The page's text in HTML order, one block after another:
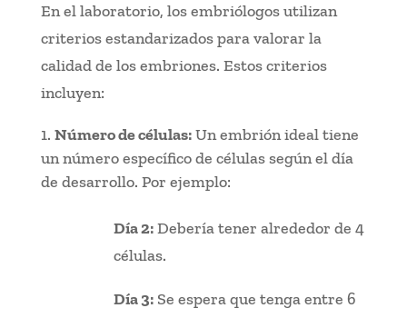
En el laboratorio, los embriólogos utilizan
criterios estandarizados para valorar la
calidad de los embriones. Estos criterios
incluyen:
Número de células:Un embrión ideal tiene
un número específico de células según el día
de desarrollo. Por ejemplo:
Día 2:Debería tener alrededor de 4
células.
Día 3:Se espera que tenga entre 6